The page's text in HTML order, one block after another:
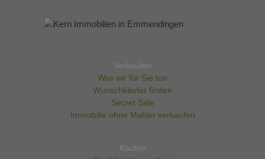
Verkaufen
Was wir für Sie tun
Wunschkäufer finden
Secret Sale
Immobilie ohne Makler verkaufen
Kaufen